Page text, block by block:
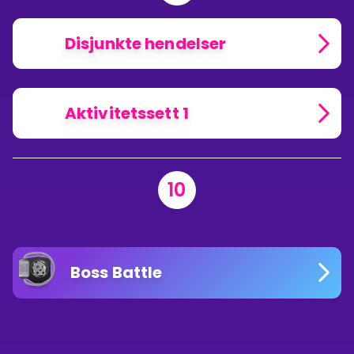
Disjunkte hendelser
Aktivitetssett 1
10
Boss Battle